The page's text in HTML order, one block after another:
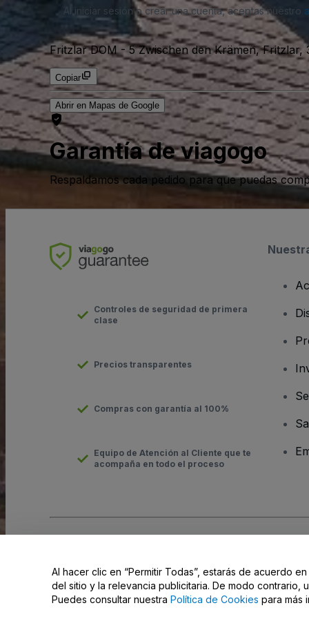
Al iniciar sesión o crear una cuenta, aceptas nuestro
Fritzlar DOM-5 Zwischen den Krämen, Fritzlar,
Copiar
Abrir en Mapas de Google
Garantía de viagogo
Respaldamos cada pedido para que puedas
Controles de seguridad de primera
clase
Precios transparentes
Compras con garantía al 100%
Equipo de Atención al Cliente que te
acompaña en todo el proceso
No compartir mi información personal ni tus opciones de
Al hacer clic en “Permitir Todas”, estarás de acuerdo
del sitio y la relevancia publicitaria. De modo contrario,
Puedes consultar nuestra Política de Cookies para más